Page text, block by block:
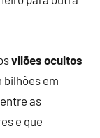
vilões ocultos
bilhões em
as
e que